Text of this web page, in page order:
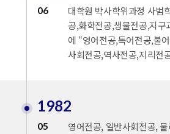
06
대학원 박사학위과정 사범
공,화학전공,생물전공,지구
에 “영어전공,독어전공,불
사회전공,역사전공,지리전
1982
05
영어전공, 일반사회전공,